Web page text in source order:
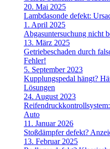
20. Mai 2025
Lambdasonde defekt:
1. April 2025
Abgasuntersuchung nicht
13. März 2025
Getriebeschaden durch
Fehler!
5. September 2023
Kupplungspedal hängt?
Lösungen
24. August 2023
Auto
11. Januar 2026
Stoßdämpfer defekt?
13. Februar 2025